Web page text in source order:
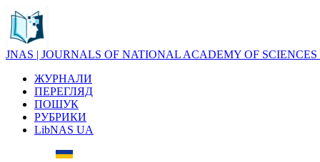
JNAS | JOURNALS OF NATIONAL ACADEMY OF
ЖУРНАЛИ
ПЕРЕГЛЯД
ПОШУК
РУБРИКИ
LibNAS UA